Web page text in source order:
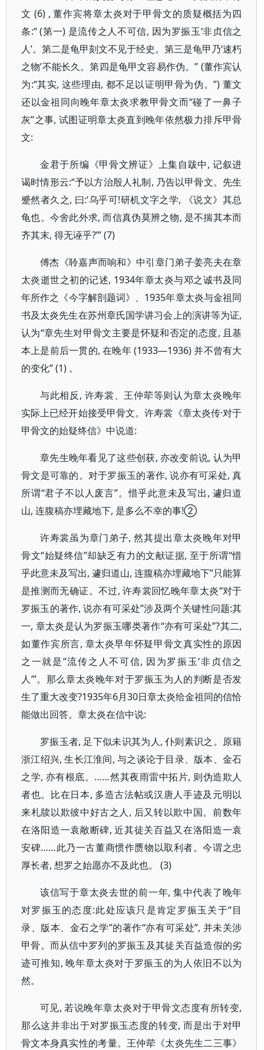
文 (6) , 董作宾将章太炎对于甲骨文的质疑概括为四
条:“ (第一) 是流传之人不可信, 因为罗振玉‘非贞信之
人’。第二是龟甲刻文不见于经史。第三是龟甲乃‘速朽
之物’不能长久。第四是龟甲文容易作伪。” (董作宾认
为:“其实, 这些理由, 都不足以证明甲骨为伪。”) 董文
还以金祖同向晚年章太炎求教甲骨文而“碰了一鼻子
灰”之事, 试图证明章太炎直到晚年依然极力排斥甲骨
文:
金君于所编《甲骨文辨证》上集自跋中, 记叙进
谒时情形云:“予以方治殷人礼制, 乃告以甲骨文。先生
蹙然者久之, 曰:‘乌乎可!研机文字之学, 《说文》其总
龟也。今舍此外求, 而信真伪莫辨之物, 是不揣其本而
齐其末, 得无诬乎?’” (7)
傅杰《聆嘉声而响和》中引章门弟子姜亮夫在章
太炎逝世之初的记述, 1934年章太炎与邓之诚书及同
年所作之《今字解剖题词》、1935年章太炎与金祖同
书及太炎先生在苏州章氏国学讲习会上的演讲等为证,
认为“章先生对甲骨文主要是怀疑和否定的态度, 且基
本上是前后一贯的, 在晚年 (1933—1936) 并不曾有大
的变化” (1) 。
与此相反, 许寿裳、王仲荦等则认为章太炎晚年
实际上已经开始接受甲骨文。许寿裳《章太炎传·对于
甲骨文的始疑终信》中说道:
章先生晚年看见了这些创获, 亦改变前说, 认为甲
骨文是可靠的。对于罗振玉的著作, 说亦有可采处, 真
所谓“君子不以人废言”。惜乎此意未及写出, 遽归道
山, 连腹稿亦埋藏地下, 是多么不幸的事!②
许寿裳虽为章门弟子, 然其提出章太炎晚年对甲
骨文“始疑终信”却缺乏有力的文献证据, 至于所谓“惜
乎此意未及写出, 遽归道山, 连腹稿亦埋藏地下”只能算
是推测而无确证。不过, 许寿裳回忆晚年章太炎“对于
罗振玉的著作, 说亦有可采处”涉及两个关键性问题:其
一, 章太炎是认为罗振玉哪类著作“亦有可采处”?其二,
如董作宾所言, 章太炎早年怀疑甲骨文真实性的原因
之一就是“流传之人不可信, 因为罗振玉‘非贞信之
人’”。那么章太炎晚年对于罗振玉为人的判断是否发
生了重大改变?1935年6月30日章太炎给金祖同的信恰
能做出回答。章太炎在信中说:
罗振玉者, 足下似未识其为人, 仆则素识之。原籍
浙江绍兴, 生长江淮间, 与之谈论于目录、版本、金石
之学, 亦有根底。……然其夜雨雷中拓片, 则伪造欺人
者也。比在日本, 多造古法帖或汉唐人手迹及元明以
来札牍以欺彼中好古之人, 后又转以欺中国。前数年
在洛阳造一袁敞断碑, 近其徒关百益又在洛阳造一袁
安碑……此乃一古董商惯作赝物以取利者。今谓之忠
厚长者, 想罗之始愿亦不及此也。 (3)
该信写于章太炎去世的前一年, 集中代表了晚年
对罗振玉的态度:此处应该只是肯定罗振玉关于“目
录、版本、金石之学”的著作“亦有可采处”, 并未关涉
甲骨。而从信中罗列的罗振玉及其徒关百益造假的劣
迹可推知, 晚年章太炎对于罗振玉的为人依旧不以为
然。
可见, 若说晚年章太炎对于甲骨文态度有所转变,
那么这并非出于对罗振玉态度的转变, 而是出于对甲
骨文本身真实性的考量。王仲荦《太炎先生二三事》